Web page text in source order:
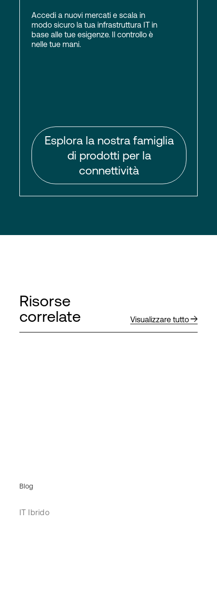
Accedi a nuovi mercati e scala in
modo sicuro la tua infrastruttura IT in
base alle tue esigenze. Il controllo è
nelle tue mani.
Esplora la nostra famiglia
di prodotti per la
connettività
Risorse
correlate
Visualizzare tutto
Blog
IT Ibrido